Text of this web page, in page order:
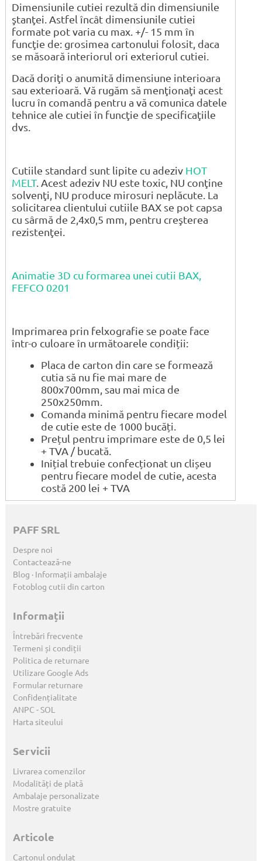
Dimensiunile cutiei rezultă din dimensiunile
ştanţei. Astfel încât dimensiunile cutiei
formate pot varia cu max. +/- 15 mm în
funcţie de: grosimea cartonului folosit, daca
se măsoară interiorul ori exteriorul cutiei.
Dacă doriţi o anumită dimensiune interioara
sau exterioară. Vă rugăm să menţionaţi acest
lucru în comandă pentru a vă comunica datele
tehnice ale cutiei în funcţie de specificaţiile
dvs.
Cutiile standard sunt lipite cu adeziv HOT
MELT. Acest adeziv NU este toxic, NU conţine
solvenţi, NU produce mirosuri neplăcute. La
solicitarea clientului cutiile BAX se pot capsa
cu sârmă de 2,4x0,5 mm, pentru creşterea
rezistenţei.
Animatie 3D cu formarea unei cutii BAX,
FEFCO 0201
Imprimarea prin felxografie se poate face
într-o culoare în următoarele condiții:
Placa de carton din care se formează
cutia să nu fie mai mare de
800x700mm, sau mai mica de
250x250mm.
Comanda minimă pentru fiecare model
de cutie este de 1000 bucăți.
Prețul pentru imprimare este de 0,5 lei
+ TVA / bucată.
Inițial trebuie confecționat un clișeu
pentru fiecare model de cutie, acesta
costă 200 lei + TVA
PAFF SRL
Despre noi
Contactează-ne
Blog · Informații ambalaje
Fotoblog cutii din carton
Informații
Întrebări frecvente
Termeni și condiții
Politica de returnare
Utilizare Google Ads
Formular returnare
Confidențialitate
ANPC -SOL
Harta siteului
Servicii
Livrarea comenzilor
Modalități de plată
Ambalaje personalizate
Mostre gratuite
Articole
Cartonul ondulat